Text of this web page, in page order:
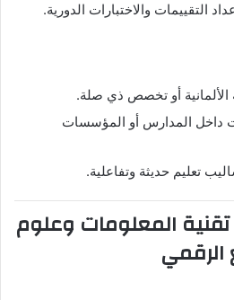
التقييمات والاختبارات الدورية.
أو تخصص ذي صلة.
داخل المدارس أو المؤسسات
تعليم حديثة وتفاعلية.
المعلومات وعلوم